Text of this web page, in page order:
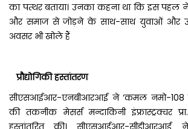
का पत्थर बताया। उनका कहना था कि इस पहल
और समाज से जोड़ने के साथ-साथ युवाओं और
अवसर भी खोले हैं
प्रौद्योगिकी हस्तांतरण
सीएसआईआर-एनबीआरआई ने ‘कमल नमो-108
की तकनीक मेसर्स मन्दाकिनी इंफ्रास्ट्रक्चर
हस्तांतरित की। सीएसआईआर-सीडीआरआई